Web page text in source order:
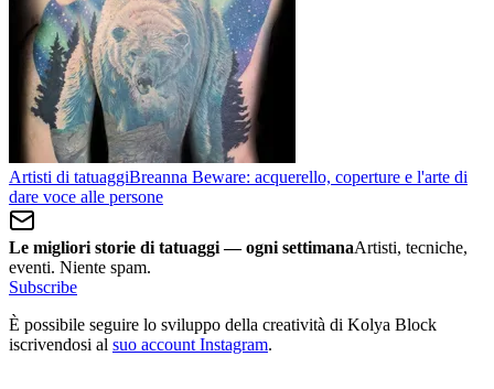
Artisti di tatuaggiBreanna Beware: acquerello, coperture e l'arte di
dare voce alle persone
Le migliori storie di tatuaggi — ogni settimanaArtisti, tecniche,
eventi. Niente spam.
Subscribe
È possibile seguire lo sviluppo della creatività di Kolya Block
iscrivendosi al suo account Instagram.